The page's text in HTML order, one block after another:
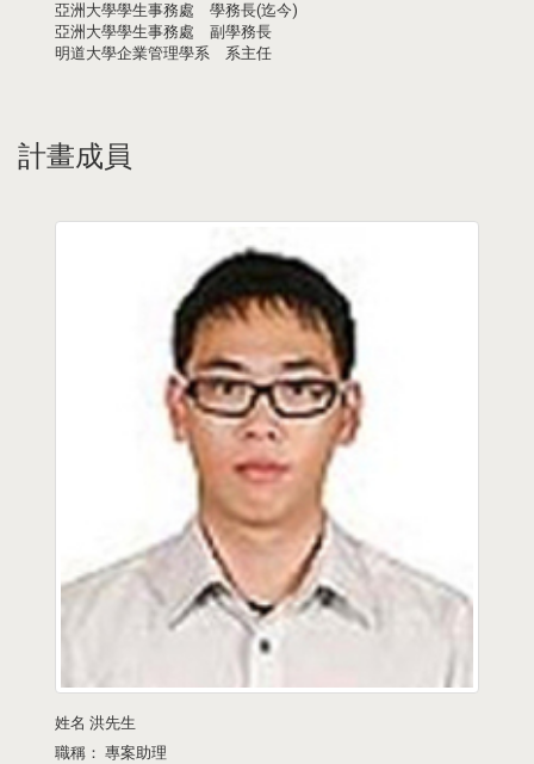
亞洲大學學生事務處 學務長(迄今)
亞洲大學學生事務處 副學務長
明道大學企業管理學系 系主任
計畫成員
姓名 洪先生
職稱： 專案助理